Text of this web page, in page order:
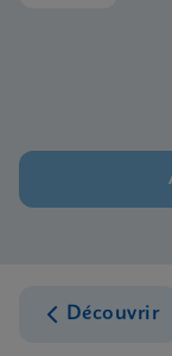
Découvrir